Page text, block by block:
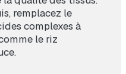
remplacez le
complexes à
le riz